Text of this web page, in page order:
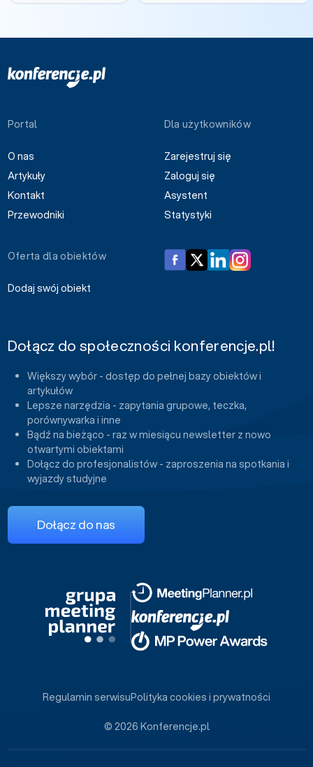
Portal
O nas
Artykuły
Kontakt
Przewodniki
Dla użytkowników
Zarejestruj się
Zaloguj się
Asystent
Statystyki
Oferta dla obiektów
Dodaj swój obiekt
Dołącz do społeczności konferencje.pl!
Większy wybór - dostęp do pełnej bazy obiektów i
artykułów
Lepsze narzędzia - zapytania grupowe, teczka,
porównywarka i inne
Bądź na bieżąco - raz w miesiącu newsletter z nowo
otwartymi obiektami
Dołącz do profesjonalistów - zaproszenia na spotkania i
wyjazdy studyjne
Dołącz do nas
© 2026 Konferencje.pl
Regulamin serwisuPolityka cookies i prywatności